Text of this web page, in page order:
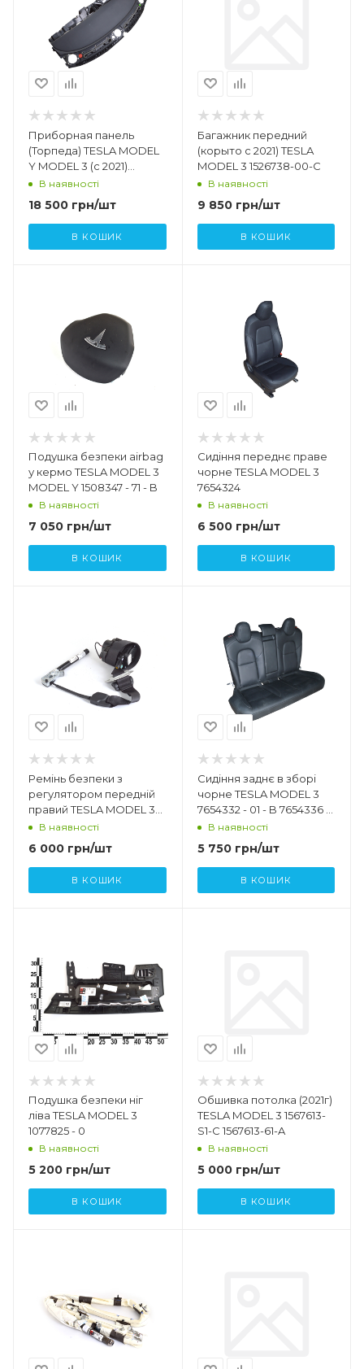
Приборная панель
(Торпеда) TESLA MODEL
Y MODEL 3 (c 2021)
1083401-05-O 1083401-05-
M 1083401-05-J
В наявності
18 500 грн/шт
В КОШИК
Багажник передний
(корыто с 2021) TESLA
MODEL 3 1526738-00-C
В наявності
9 850грн/шт
В КОШИК
Подушка безпеки airbag
у кермо TESLA MODEL 3
MODEL Y 1508347 - 71 - B
В наявності
7 050 грн/шт
В КОШИК
Сидіння переднє праве
чорне TESLA MODEL 3
7654324
В наявності
6 500грн/шт
В КОШИК
Ремінь безпеки з
регулятором передній
правий TESLA MODEL 3
1081279 - 01 - G 1081279 - 01
В наявності
6 000 грн/шт
В КОШИК
Сидіння заднє в зборі
чорне TESLA MODEL 3
7654332 - 01 - B 7654336 -
01 - AВ наявності
5 750грн/шт
В КОШИК
Подушка безпеки ніг
ліва TESLA MODEL 3
1077825 - 0
В наявності
5 200 грн/шт
В КОШИК
Обшивка потолка (2021г)
TESLA MODEL 3 1567613-
S1-C 1567613-61-A
В наявності
5 000грн/шт
В КОШИК